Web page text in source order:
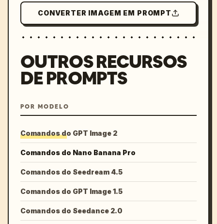
CONVERTER IMAGEM EM PROMPT
OUTROS RECURSOS
DE PROMPTS
POR MODELO
Comandos do GPT Image 2
Comandos do Nano Banana Pro
Comandos do Seedream 4.5
Comandos do GPT Image 1.5
Comandos do Seedance 2.0